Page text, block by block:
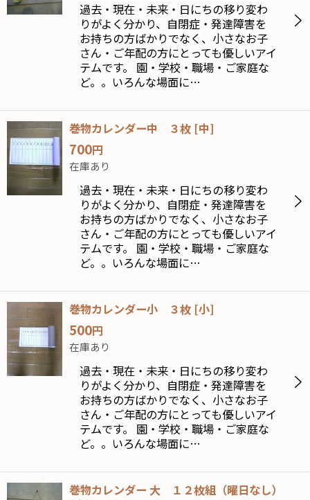
過去・現在・未来・日にちの移り変わ
りがよく分かり、自閉症・発達障害を
お持ちの方ばかりでなく、小さなお子
さん・ご年配の方にとっても優しいアイ
テムです。 園・学校・職場・ご家庭な
ど。。いろんな場面に…
巻物カレンダー中 ３枚 [中]
700円
在庫あり
過去・現在・未来・日にちの移り変わ
りがよく分かり、自閉症・発達障害を
お持ちの方ばかりでなく、小さなお子
さん・ご年配の方にとっても優しいアイ
テムです。 園・学校・職場・ご家庭な
ど。。いろんな場面に…
巻物カレンダー小 ３枚 [小]
500円
在庫あり
過去・現在・未来・日にちの移り変わ
りがよく分かり、自閉症・発達障害を
お持ちの方ばかりでなく、小さなお子
さん・ご年配の方にとっても優しいアイ
テムです。 園・学校・職場・ご家庭な
ど。。いろんな場面に…
巻物カレンダー 大 １２枚組（曜日なし）